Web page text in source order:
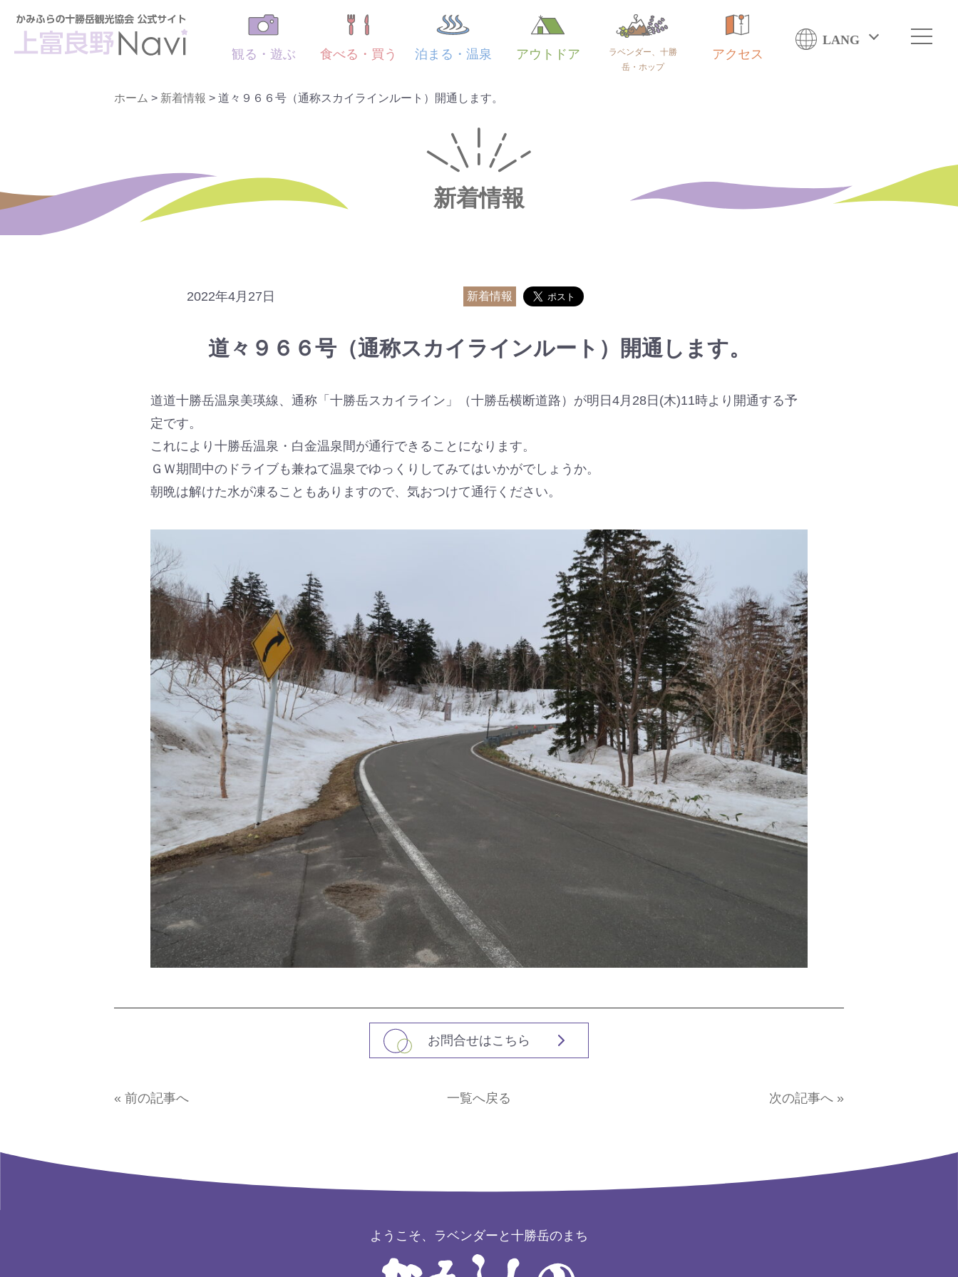
観る・遊ぶ 食べる・買う 泊まる・温泉 アウトドア
ラベンダー、十勝
岳・ホップ
アクセス
LANG
ホーム > 新着情報 > 道々９６６号（通称スカイラインルート）開通します。
新着情報
2022年4月27日 新着情報
道々９６６号（通称スカイラインルート）開通します。
道道十勝岳温泉美瑛線、通称「十勝岳スカイライン」（十勝岳横断道路）が明日4月28日(木)11時より開通する予
定です。
これにより十勝岳温泉・白金温泉間が通行できることになります。
ＧＷ期間中のドライブも兼ねて温泉でゆっくりしてみてはいかがでしょうか。
朝晩は解けた水が凍ることもありますので、気おつけて通行ください。
お問合せはこちら
« 前の記事へ 一覧へ戻る 次の記事へ »
ようこそ、ラベンダーと十勝岳のまち